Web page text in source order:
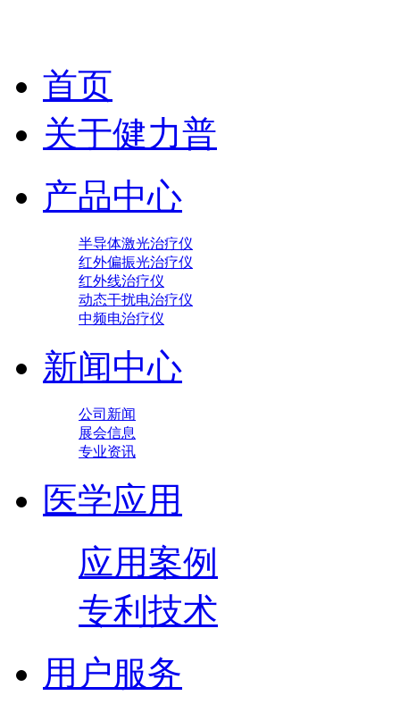
首页
关于健力普
产品中心
半导体激光治疗仪
红外偏振光治疗仪
红外线治疗仪
动态干扰电治疗仪
中频电治疗仪
新闻中心
公司新闻
展会信息
专业资讯
医学应用
应用案例
专利技术
用户服务